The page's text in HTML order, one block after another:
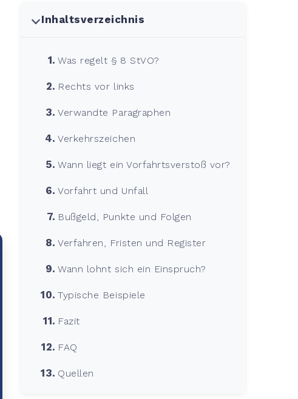
Inhaltsverzeichnis
Was regelt § 8 StVO?
Rechts vor links
Verwandte Paragraphen
Verkehrszeichen
Wann liegt ein Vorfahrtsverstoß vor?
Vorfahrt und Unfall
Bußgeld, Punkte und Folgen
Verfahren, Fristen und Register
Wann lohnt sich ein Einspruch?
Typische Beispiele
Fazit
FAQ
Quellen